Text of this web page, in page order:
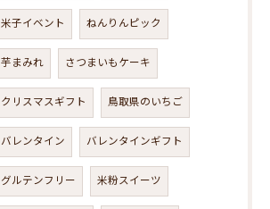
米子イベント ねんりんピック
芋まみれ さつまいもケーキ
クリスマスギフト 鳥取県のいちご
バレンタイン バレンタインギフト
グルテンフリー 米粉スイーツ